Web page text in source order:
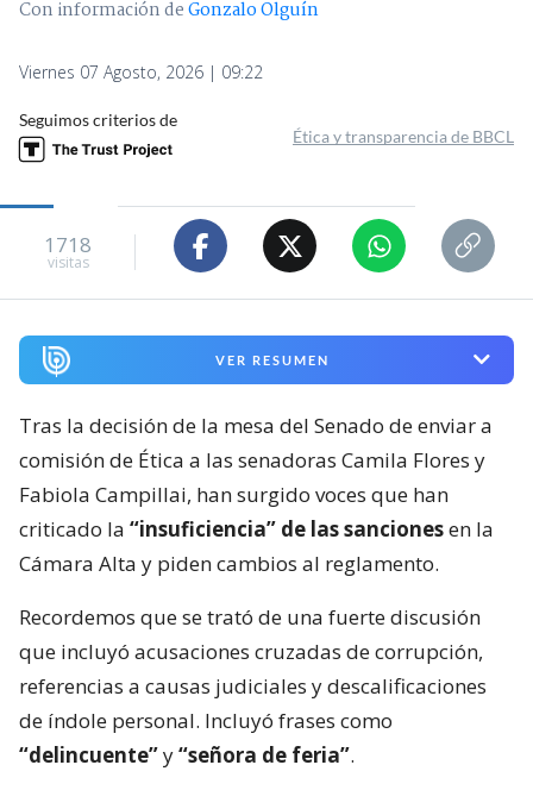
Con información deGonzalo Olguín
Viernes 07 Agosto, 2026 | 09:22
Seguimos criterios de
Ética y transparencia de BBCL
1718
visitas
VER RESUMEN
Tras la decisión de la mesa del Senado de enviar a
comisión de Ética a las senadoras Camila Flores y
Fabiola Campillai, han surgido voces que han
criticado la “insuficiencia” de las sancionesen la
Cámara Alta y piden cambios al reglamento.
Recordemos que se trató de una fuerte discusión
que incluyó acusaciones cruzadas de corrupción,
referencias a causas judiciales y descalificaciones
de índole personal. Incluyó frases como
“delincuente”y“señora de feria”.